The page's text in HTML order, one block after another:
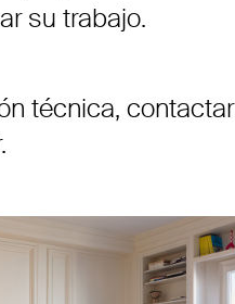
su trabajo.
técnica, contactar